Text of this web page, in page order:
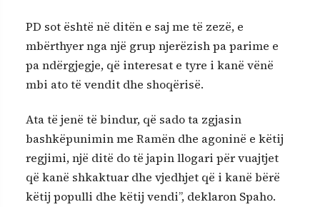
PD sot është në ditën e saj me të zezë, e
mbërthyer nga një grup njerëzish pa parime e
pa ndërgjegje, që interesat e tyre i kanë vënë
mbi ato të vendit dhe shoqërisë.
Ata të jenë të bindur, që sado ta zgjasin
bashkëpunimin me Ramën dhe agoninë e këtij
regjimi, një ditë do të japin llogari për vuajtjet
që kanë shkaktuar dhe vjedhjet që i kanë bërë
këtij populli dhe këtij vendi”, deklaron Spaho.